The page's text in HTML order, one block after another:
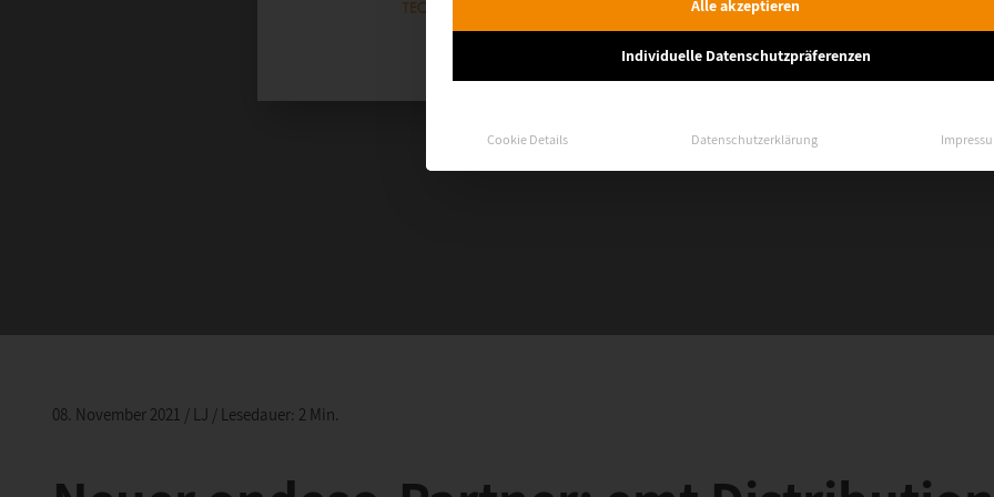
08. November 2021 / LJ / Lesedauer: 2 Min.
Alle akzeptieren
Individuelle Datenschutzpräferenzen
Cookie Details Datenschutzerklärung